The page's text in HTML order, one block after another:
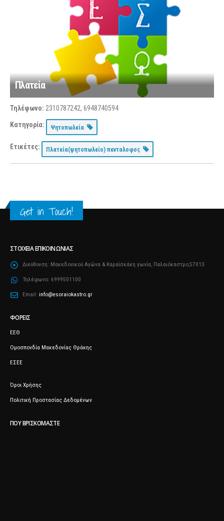
Πλατεία
Τηλέφωνο: 2310787242, 6948740594
Κατηγορία: Ψητοπωλεία
Ετικέτες: Πλατεία(ψητοπωλείο) πενταλοφος
Get in Touch!
ΣΤΟΙΧΕΊΑ ΕΠΙΚΟΙΝΩΝΊΑΣ
Διεύθυνση: Μακεδονικού Αγώνα & Καραΐσκάκη γωνία, Παλαιόκαστρο,57013
Τηλέφωνο: 6999501100
Email: info@esoraiokastro.gr
ΦΟΡΕΊΣ
ΕΕΘ
Ομοσπονδία Μακεδονίας Θράκης
ΕΣΕΕ
Όροι Χρήσης
Πολιτική Προστασίας Δεδομένων
ΠΟΥ ΒΡΙΣΚΌΜΑΣΤΕ